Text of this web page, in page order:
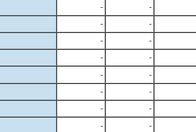
- -
- -
- -
- -
- -
- -
- -
- -